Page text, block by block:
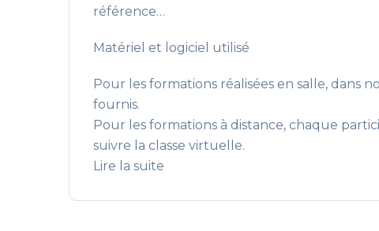
référence…
Matériel et logiciel utilisé
Pour les formations réalisées en salle, dans
fournis.
Pour les formations à distance, chaque
suivre la classe virtuelle.
Lire la suite